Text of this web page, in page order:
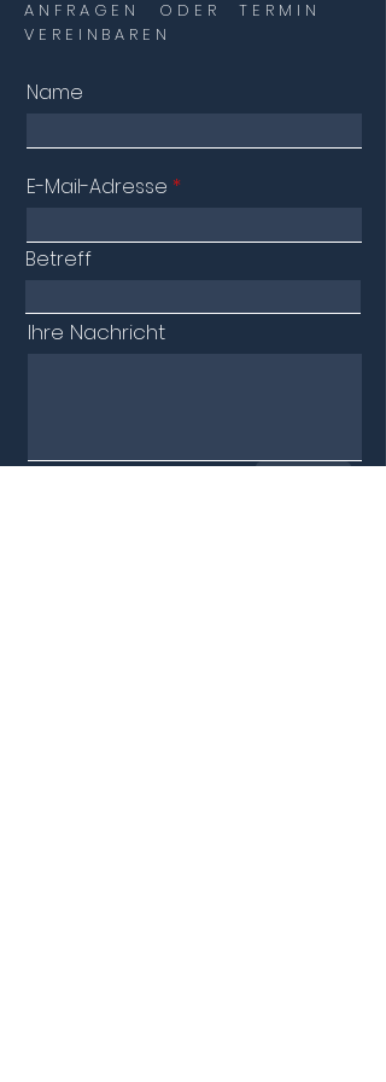
ANFRAGEN ODER TERMIN
VEREINBAREN
Name
E-Mail-Adresse
Betreff
Ihre Nachricht
Absenden